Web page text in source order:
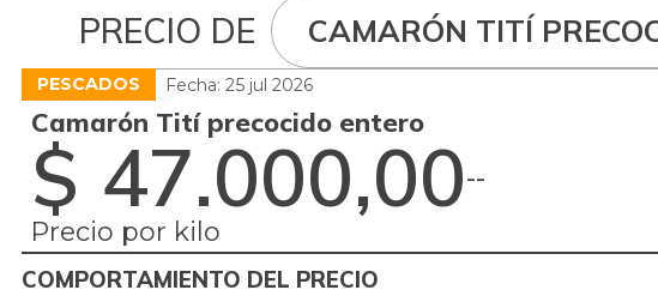
PRECIO DE CAMARÓN TITÍ
PESCADOS Fecha: 25 jul 2026
Camarón Tití precocido entero
$ 47.000,00--
Precio por kilo
COMPORTAMIENTO DEL PRECIO